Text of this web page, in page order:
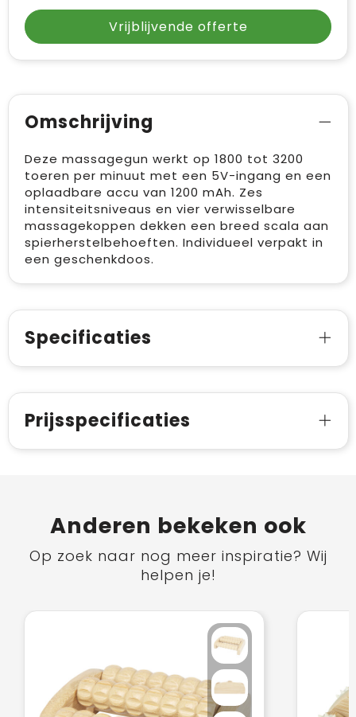
Vrijblijvende offerte
Omschrijving
Deze massagegun werkt op 1800 tot 3200
toeren per minuut met een 5V-ingang en een
oplaadbare accu van 1200 mAh. Zes
intensiteitsniveaus en vier verwisselbare
massagekoppen dekken een breed scala aan
spierherstelbehoeften. Individueel verpakt in
een geschenkdoos.
Specificaties
Prijsspecificaties
Anderen bekeken ook
Op zoek naar nog meer inspiratie? Wij
helpen je!